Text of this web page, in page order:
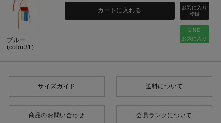
ブルー
(color31)
LINE
お気に入り
カートに入れる
サイズガイド 送料について
商品のお問い合わせ 会員ランクについて